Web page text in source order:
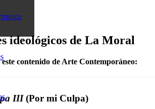
ideológicos de La Moral
contenido de Arte Contemporáneo:
III(Por mi Culpa)